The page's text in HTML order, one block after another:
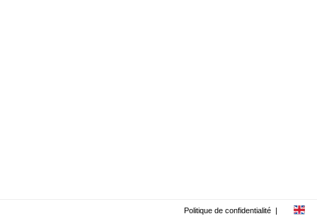
Politique de confidentialité |